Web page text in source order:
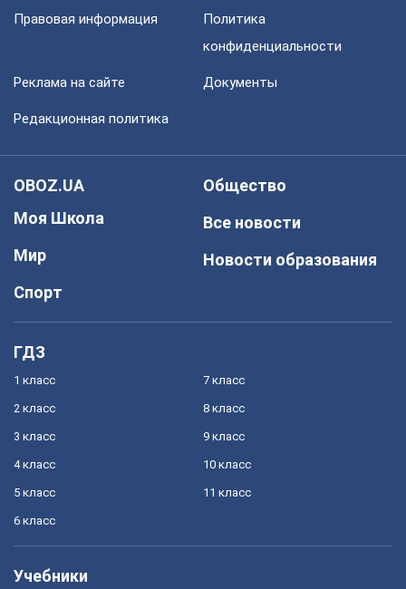
Правовая информация
Политика
конфиденциальности
Реклама на сайте Документы
Редакционная политика
OBOZ.UA
Моя Школа
Мир
Спорт
Общество
Все новости
Новости образования
ГДЗ
1 класс
2 класс
3 класс
4 класс
5 класс
6 класс
7 класс
8 класс
9 класс
10 класс
11 класс
Учебники